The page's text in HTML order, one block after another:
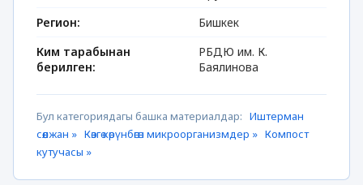
Регион:
Бишкек
Ким тарабынан
берилген:
РБДЮ им. К.
Баялинова
Бул категориядагы башка материалдар: Иштерман
сөөлжан » Көзгө көрүнбөгөн микроорганизмдер » Компост
кутучасы »